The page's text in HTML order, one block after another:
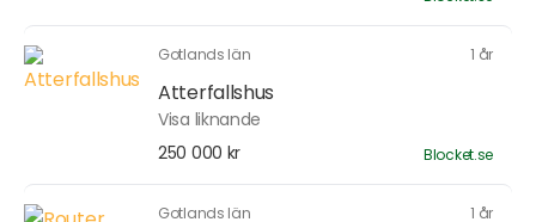
Gotlands län 1 år
Atterfallshus
Visa liknande
250 000 kr
Blocket.se
Gotlands län 1 år